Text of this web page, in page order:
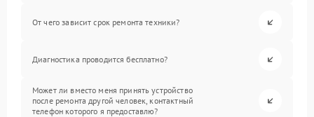
От чего зависит срок ремонта техники?
Диагностика проводится бесплатно?
Может ли вместо меня принять устройство
после ремонта другой человек, контактный
телефон которого я предоставлю?